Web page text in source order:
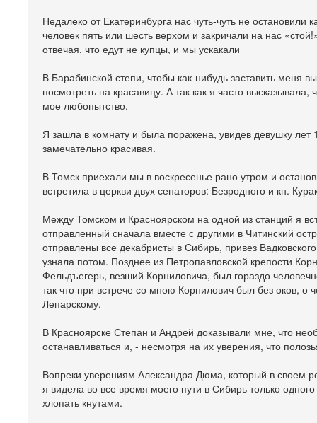
Недалеко от Екатеринбурга нас чуть-чуть не
человек пять или шесть верхом и закричали на нас
отвечая, что едут не купцы, и мы ускакали
В Барабинской степи, чтобы как-нибудь заставить меня
посмотреть на красавицу. А так как я часто
мое любопытство.
Я зашла в комнату и была поражена, увидев девушку
замечательно красивая.
В Томск приехали мы в воскресенье рано утром и
встретила в церкви двух сенаторов: Безродного и кн.
Между Томском и Красноярском на одной из станций я
отправленный сначала вместе с другими в Читинский
отправлены все декабристы в Сибирь, привез
узнала потом. Позднее из Петропавловской крепости
Фельдъегерь, везший Корниловича, был гораздо
так что при встрече со мною Корнилович был без оков,
Лепарскому.
В Красноярске Степан и Андрей доказывали мне, что
останавливаться и, - несмотря на их уверения, что
Вопреки уверениям Александра Дюма, который в своем
я видела во все время моего пути в Сибирь только
хлопать кнутами.